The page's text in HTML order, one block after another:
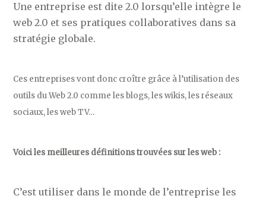
Une entreprise est dite 2.0 lorsqu’elle intègre le
web 2.0 et ses pratiques collaboratives dans sa
stratégie globale.
Ces entreprises vont donc croître grâce à l’utilisation des
outils du Web 2.0 comme les blogs, les wikis, les réseaux
sociaux, les web TV…
Voici les meilleures définitions trouvées sur les web :
C’est utiliser dans le monde de l’entreprise les